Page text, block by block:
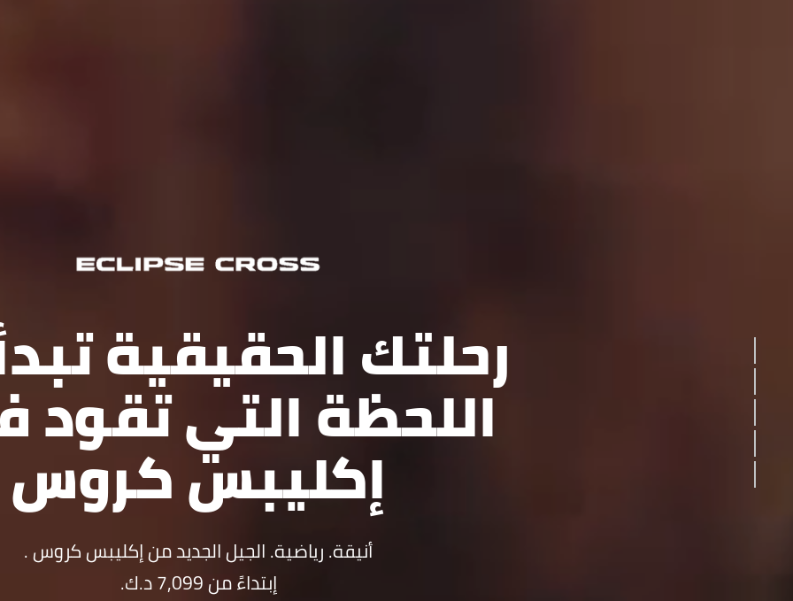
رحلتك الحقيقية
اللحظة التي تقود
إكليبس كروس
أنيقة. رياضية. الجيل الجديد من إكليبس كروس .
إبتداءً من 7,099 د.ك.